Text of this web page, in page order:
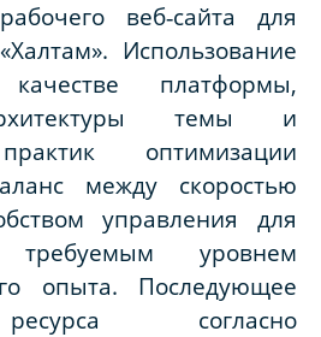
веб‑сайта для
Использование
платформы,
темы и
оптимизации
между скоростью
управления для
уровнем
опыта. Последующее
согласно